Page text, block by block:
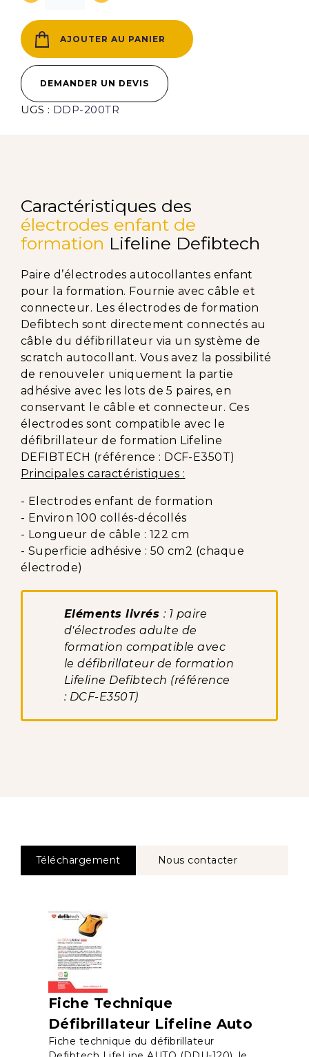
AJOUTER AU PANIER
DEMANDER UN DEVIS
UGS : DDP-200TR
Caractéristiques des
électrodes enfant de
formation Lifeline Defibtech
Paire d’électrodes autocollantes enfant
pour la formation. Fournie avec câble et
connecteur. Les électrodes de formation
Defibtech sont directement connectés au
câble du défibrillateur via un système de
scratch autocollant. Vous avez la possibilité
de renouveler uniquement la partie
adhésive avec les lots de 5 paires, en
conservant le câble et connecteur. Ces
électrodes sont compatible avec le
défibrillateur de formation Lifeline
DEFIBTECH (référence : DCF-E350T)
Principales caractéristiques :
- Electrodes enfant de formation
- Environ 100 collés-décollés
- Longueur de câble : 122 cm
- Superficie adhésive : 50 cm2 (chaque
électrode)
Eléments livrés : 1 paire
d'électrodes adulte de
formation compatible avec
le défibrillateur de formation
Lifeline Defibtech (référence
: DCF-E350T)
Téléchargement Nous contacter
Fiche Technique
Défibrillateur Lifeline Auto
Fiche technique du défibrillateur